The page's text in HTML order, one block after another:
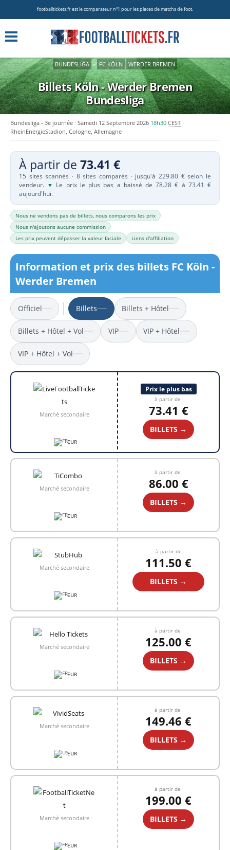
footballtickets.fr est le comparateur nº1 pour les places de matchs de foot.
BUNDESLIGA » FC KÖLN WERDER BREMEN
Billets Köln - Werder Bremen
Bundesliga
Bundesliga - 3e journée Samedi 12 Septembre 2026 18h30 CEST
RheinEnergieStadion, Cologne, Allemagne
À partir de 73.41 €
15 sites scannés · 8 sites comparés · jusqu'à 229.80 € selon le
vendeur.
▼
Le prix le plus bas a baissé de 78.28 € à 73.41 €
aujourd'hui.
Nous ne vendons pas de billets, nous comparons les prix
Nous n'ajoutons aucune commission
Les prix peuvent dépasser la valeur faciale
Liens d'affiliation
Information et prix des billets FC Köln -
Werder Bremen
Officiel Billets Billets + Hôtel
Billets + Hôtel + Vol VIP VIP + Hôtel
VIP + Hôtel + Vol
Marché secondaire
EUR
Prix le plus bas
à partir de
73.41 €
BILLETS →
Marché secondaire
EUR
à partir de
86.00 €
BILLETS →
Marché secondaire
EUR
à partir de
111.50 €
BILLETS →
Marché secondaire
EUR
à partir de
125.00 €
BILLETS →
Marché secondaire
EUR
à partir de
149.46 €
BILLETS →
Marché secondaire
EUR
à partir de
199.00 €
BILLETS →